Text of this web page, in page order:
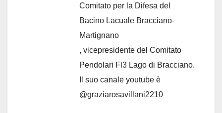
Comitato per la Difesa del
Bacino Lacuale Bracciano-
Martignano
, vicepresidente del Comitato
Pendolari Fl3 Lago di Bracciano.
Il suo canale youtube è
@graziarosavillani2210